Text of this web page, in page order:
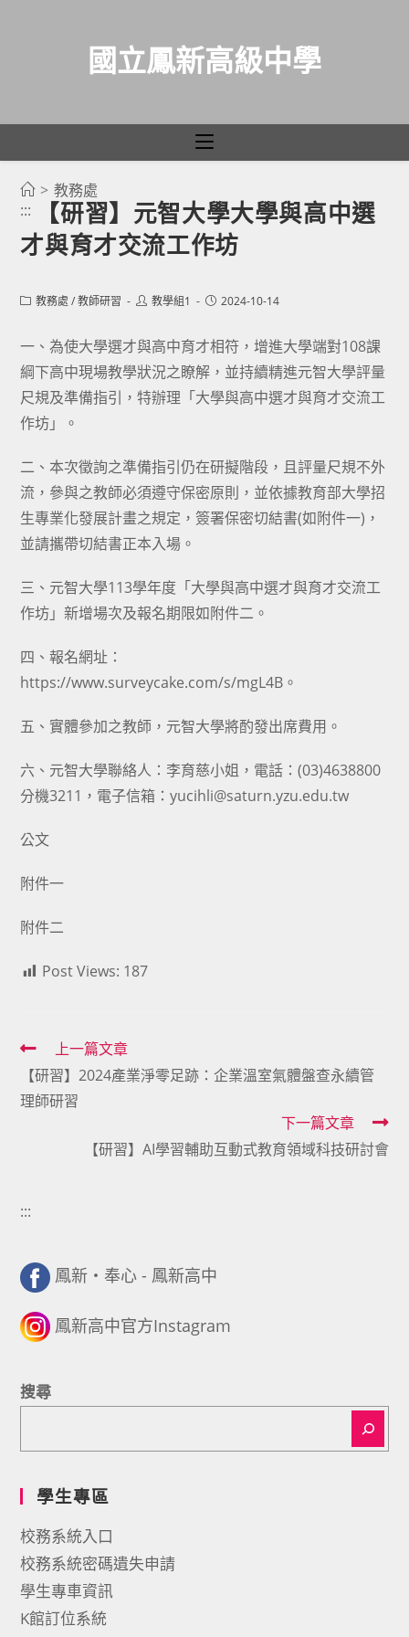
國立鳳新高級中學
> 教務處
:::
【研習】元智大學大學與高中選
才與育才交流工作坊
Post教務處 / 教師研習
Post教學組1
Post2024-10-14
一、為使大學選才與高中育才相符，增進大學端對108課
綱下高中現場教學狀況之瞭解，並持續精進元智大學評量
尺規及準備指引，特辦理「大學與高中選才與育才交流工
作坊」。
二、本次徵詢之準備指引仍在研擬階段，且評量尺規不外
流，參與之教師必須遵守保密原則，並依據教育部大學招
生專業化發展計畫之規定，簽署保密切結書(如附件一)，
並請攜帶切結書正本入場。
三、元智大學113學年度「大學與高中選才與育才交流工
作坊」新增場次及報名期限如附件二。
四、報名網址：
https://www.surveycake.com/s/mgL4B。
五、實體參加之教師，元智大學將酌發出席費用。
六、元智大學聯絡人：李育慈小姐，電話：(03)4638800
分機3211，電子信箱：yucihli@saturn.yzu.edu.tw
公文
附件一
附件二
Post Views: 187
Read
more
articles
上一篇文章
【研習】2024產業淨零足跡：企業溫室氣體盤查永續管
理師研習
下一篇文章
【研習】AI學習輔助互動式教育領域科技研討會
:::
鳳新・奉心 - 鳳新高中
鳳新高中官方Instagram
搜尋
學生專區
校務系統入口
校務系統密碼遺失申請
學生專車資訊
K館訂位系統